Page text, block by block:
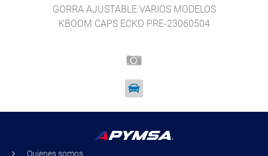
GORRA AJUSTABLE VARIOS MODELOS
KBOOM CAPS ECKO PRE-23060504
Quienes somos